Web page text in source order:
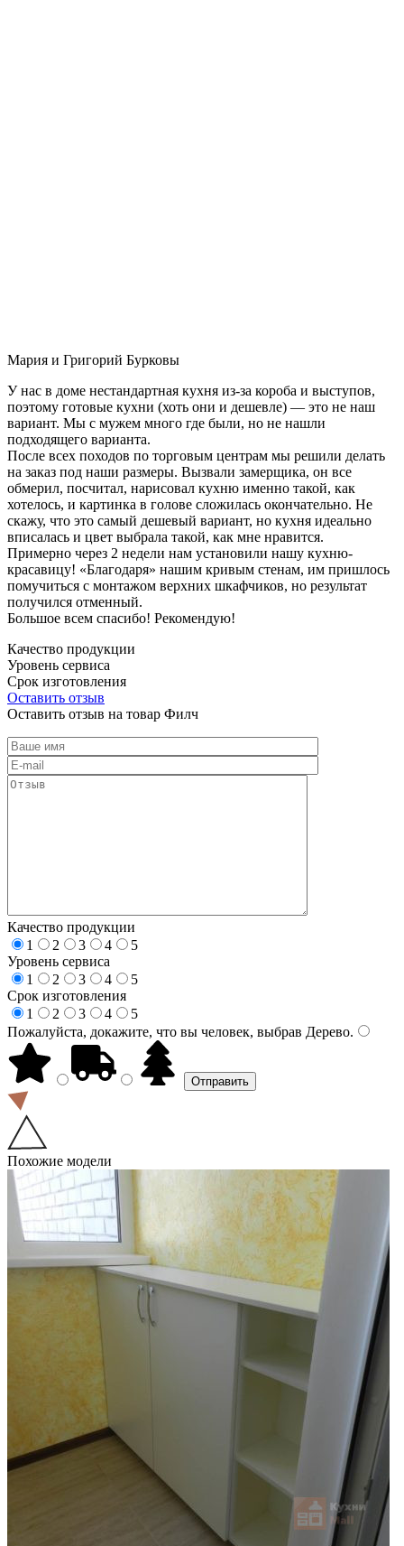
Мария и Григорий Бурковы
У нас в доме нестандартная кухня из-за короба и выступов,
поэтому готовые кухни (хоть они и дешевле) — это не наш
вариант. Мы с мужем много где были, но не нашли
подходящего варианта.
После всех походов по торговым центрам мы решили делать
на заказ под наши размеры. Вызвали замерщика, он все
обмерил, посчитал, нарисовал кухню именно такой, как
хотелось, и картинка в голове сложилась окончательно. Не
скажу, что это самый дешевый вариант, но кухня идеально
вписалась и цвет выбрала такой, как мне нравится.
Примерно через 2 недели нам установили нашу кухню-
красавицу! «Благодаря» нашим кривым стенам, им пришлось
помучиться с монтажом верхних шкафчиков, но результат
получился отменный.
Большое всем спасибо! Рекомендую!
Качество продукции
Уровень сервиса
Срок изготовления
Оставить отзыв
Оставить отзыв на товар Филч
Качество продукции
1
2 3 4
5
Уровень сервиса
1
2 3 4
5
Срок изготовления
1
2 3 4
5
Пожалуйста, докажите, что вы человек, выбрав Дерево.
Похожие модели